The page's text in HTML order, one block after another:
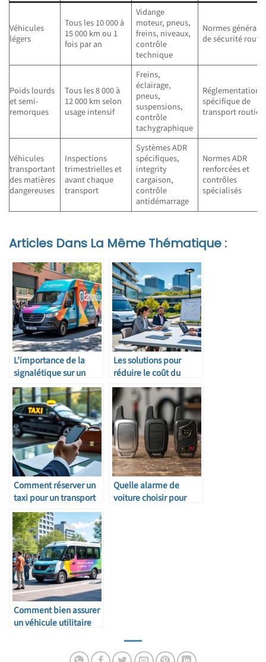
Véhicules
légers
Tous les 10 000 à
15 000 km ou 1
fois par an
Vidange
moteur, pneus,
freins, niveaux,
contrôle
technique
Normes
de sécurité
Poids lourds
et semi-
remorques
Tous les 8 000 à
12 000 km selon
usage intensif
Freins,
éclairage,
pneus,
suspensions,
contrôle
tachygraphique
Réglementation
spécifique de
transport routier
Véhicules
transportant
des matières
dangereuses
Inspections
trimestrielles et
avant chaque
transport
Systèmes ADR
spécifiques,
integrity
cargaison,
contrôle
antidémarrage
Normes ADR
renforcées et
contrôles
spécialisés
Articles Dans La Même Thématique :
L’importance de la
signalétique sur un
véhicule professionnel
Les solutions pour
réduire le coût du
transport professionnel
Comment réserver un
taxi pour un transport
professionnel
Quelle alarme de
voiture choisir pour
Comment bien assurer
un véhicule utilitaire